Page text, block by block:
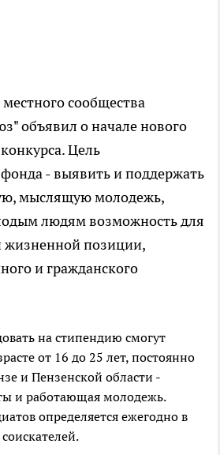
сообщества
объявил о начале нового
Цель
- выявить и поддержать
мыслящую молодежь,
людям возможность для
жизненной позиции,
и гражданского
на стипендию смогут
от 16 до 25 лет, постоянно
и Пензенской области -
и работающая молодежь.
определяется ежегодно в